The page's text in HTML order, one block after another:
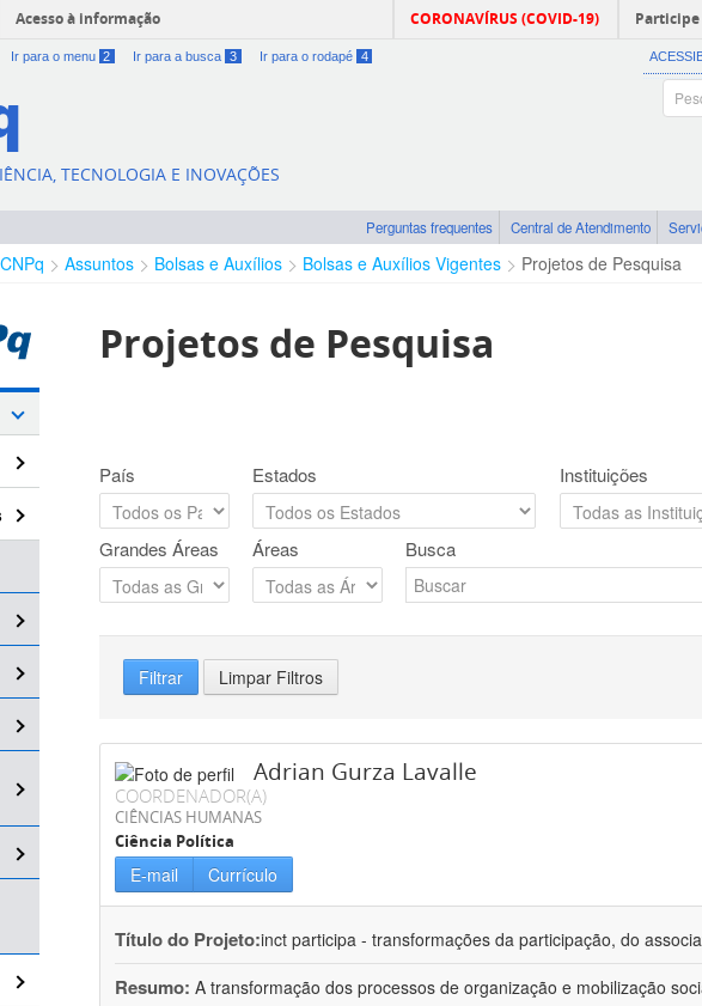
Acesso à informação CORONAVÍRUS (COVID-19) Participe
Ir para o menu 2 Ir para a busca 3 Ir para o rodapé 4
TECNOLOGIA E INOVAÇÕES
Perguntas frequentes Central de Atendimento
CNPq Assuntos Bolsas e Auxílios Bolsas e Auxílios Vigentes Projetos de Pesquisa
Projetos de Pesquisa
País Estados Instituições
Grandes Áreas Áreas Busca
Filtrar Limpar Filtros
Adrian Gurza Lavalle
COORDENADOR(A)
CIÊNCIAS HUMANAS
Ciência Política
E-mail Currículo
Título do Projeto:inct participa - transformações da participação, do
Resumo: A transformação dos processos de organização e mobilização